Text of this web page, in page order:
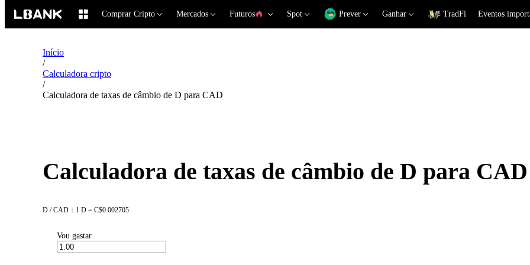
Comprar Cripto Mercados Futuros Spot Prever Ganhar TradFi Eventos
Início
/
Calculadora cripto
/
Calculadora de taxas de câmbio de D para CAD
Calculadora de taxas de câmbio de D para CAD
D / CAD：1 D = C$0.002705
Vou gastar